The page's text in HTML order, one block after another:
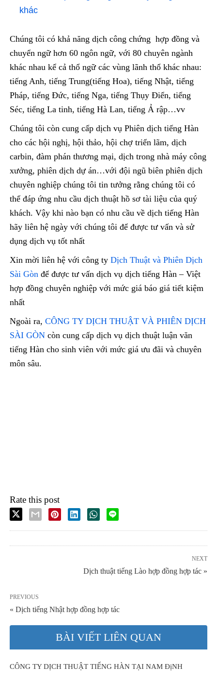
khác
Chúng tôi có khả năng dịch công chứng hợp đồng và
chuyển ngữ hơn 60 ngôn ngữ, với 80 chuyên ngành
khác nhau kể cả thổ ngữ các vùng lãnh thổ khác nhau:
tiếng Anh, tiếng Trung(tiếng Hoa), tiếng Nhật, tiếng
Pháp, tiếng Đức, tiếng Nga, tiếng Thụy Điển, tiếng
Séc, tiếng La tinh, tiếng Hà Lan, tiếng Ả rập…vv
Chúng tôi còn cung cấp dịch vụ Phiên dịch tiếng Hàn
cho các hội nghị, hội thảo, hội chợ triển lãm, dịch
carbin, đàm phán thương mại, dịch trong nhà máy công
xưởng, phiên dịch dự án…với đội ngũ biên phiên dịch
chuyên nghiệp chúng tôi tin tưởng rằng chúng tôi có
thể đáp ứng nhu cầu dịch thuật hồ sơ tài liệu của quý
khách. Vậy khi nào bạn có nhu cầu về dịch tiếng Hàn
hãy liên hệ ngày với chúng tôi để được tư vấn và sử
dụng dịch vụ tốt nhất
Xin mời liên hệ với công ty Dịch Thuật và Phiên Dịch
Sài Gòn để được tư vấn dịch vụ dịch tiếng Hàn – Việt
hợp đồng chuyên nghiệp với mức giá báo giá tiết kiệm
nhất
Ngoài ra, CÔNG TY DỊCH THUẬT VÀ PHIÊN DỊCH
SÀI GÒN còn cung cấp dịch vụ dịch thuật luận văn
tiếng Hàn cho sinh viên với mức giá ưu đãi và chuyên
môn sâu.
Rate this post
NEXT
Dịch thuật tiếng Lào hợp đồng hợp tác »
PREVIOUS
« Dịch tiếng Nhật hợp đồng hợp tác
BÀI VIẾT LIÊN QUAN
CÔNG TY DỊCH THUẬT TIẾNG HÀN TẠI NAM ĐịNH